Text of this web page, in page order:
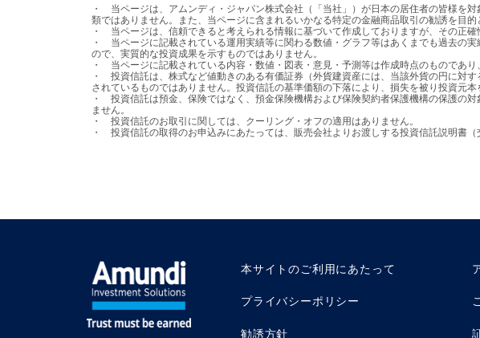
・	当ページは、アムンディ・ジャパン株式会社（「当社」）が日本の居住者の皆様を対象として設定・運用を行う国内投資信託の情報提供を目的として、当社が作成したものであり、法令等に基づく開示書
類ではありません。また、当ページに含まれるいかなる特定の金融商品取引の勧誘を目的
・	当ページは、信頼できると考えられる情報に基づいて作成しておりますが、その正確性、完全性を保証するものではありません。
・	当ページに記載されている運用実績等に関わる数値・グラフ等はあくまでも過去の実績であり、将来の運用成果等を示唆または保証するものではありません。また、手数料・税金等を考慮しておりません
ので、実質的な投資成果を示すものではありません。
・	当ページに記載されている内容・数値・図表・意見・予測等は作成時点のものであり、将来の市場動向、運用成果を示唆・保証するものではなく、予告なしに変更される可能性があります。
・	投資信託は、株式など値動きのある有価証券（外貨建資産には、当該外貨の円に対する為替レートの変動による為替変動リスクもあります。）に投資しますので、基準価額は変動します。投資元本が保証
されているものではありません。投資信託の基準価額の下落により、損失を被り投資元
・	投資信託は預金、保険ではなく、預金保険機構および保険契約者保護機構の保護の対象ではありません。また、登録金融機関を通じてご購入いただいた投資信託は、投資者保護基金の保護の対象とはなり
ません。
・	投資信託のお取引に関しては、クーリング・オフの適用はありません。
・	投資信託の取得のお申込みにあたっては、販売会社よりお渡しする投資信託説明
本サイトのご利用にあたって
プライバシーポリシー
勧誘方針